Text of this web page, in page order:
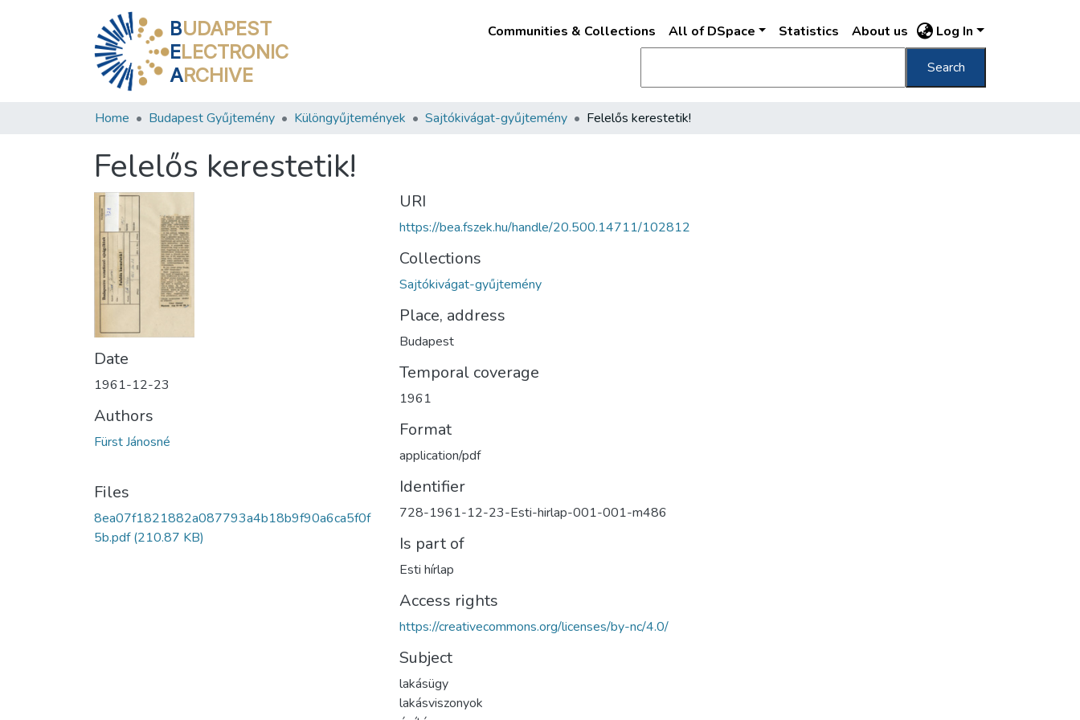
BUDAPEST
ELECTRONIC
ARCHIVE
Communities & Collections All of DSpace Statistics About us Log In
Search
Home Budapest Gyűjtemény Különgyűjtemények Sajtókivágat-gyűjtemény Felelős kerestetik!
Felelős kerestetik!
Date
1961-12-23
Authors
Fürst Jánosné
Files
8ea07f1821882a087793a4b18b9f90a6ca5f0f
5b.pdf(210.87 KB)
URI
https://bea.fszek.hu/handle/20.500.14711/102812
Collections
Sajtókivágat-gyűjtemény
Place, address
Budapest
Temporal coverage
1961
Format
application/pdf
Identifier
728-1961-12-23-Esti-hirlap-001-001-m486
Is part of
Esti hírlap
Access rights
https://creativecommons.org/licenses/by-nc/4.0/
Subject
lakásügy
lakásviszonyok